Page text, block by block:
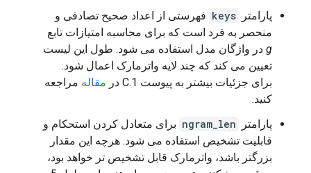
پارامتر keys فهرستی از اعداد صحیح تصادفی و
منحصر به فرد است که برای محاسبه امتیازات تابع
g در واژگان مدل استفاده می شود. طول این لیست
تعیین می کند که چند لایه واترمارک اعمال شود.
برای جزئیات بیشتر به پیوست C.1 در
مقاله مراجعه
کنید.
پارامتر
ngram_len برای متعادل کردن استحکام و
قابلیت تشخیص استفاده می شود. هرچه این مقدار
بزرگتر باشد، واترمارک قابل تشخیص تر خواهد بود،